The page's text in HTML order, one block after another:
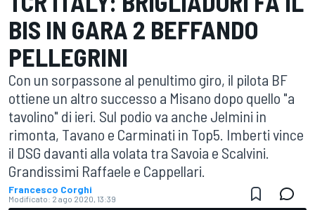
BIS IN GARA 2 BEFFANDO
PELLEGRINI
Con un sorpassone al penultimo giro, il pilota BF
ottiene un altro successo a Misano dopo quello "a
tavolino" di ieri. Sul podio va anche Jelmini in
rimonta, Tavano e Carminati in Top5. Imberti vince
il DSG davanti alla volata tra Savoia e Scalvini.
Grandissimi Raffaele e Cappellari.
Francesco Corghi
Modificato: 2 ago 2020, 13:39